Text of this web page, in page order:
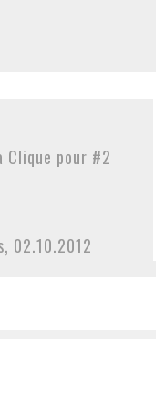
Clique pour #2
02.10.2012